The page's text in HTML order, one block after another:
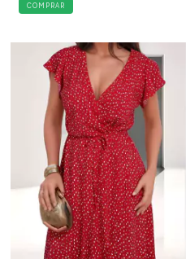
COMPRAR